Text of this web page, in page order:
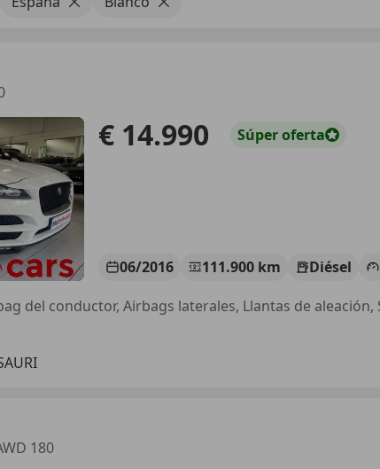
€ 14.990 Súperoferta
06/2016 111.900 km Diésel
180